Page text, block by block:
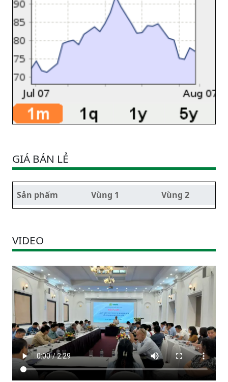
GIÁ BÁN LẺ
Sản phẩm Vùng 1 Vùng 2
VIDEO